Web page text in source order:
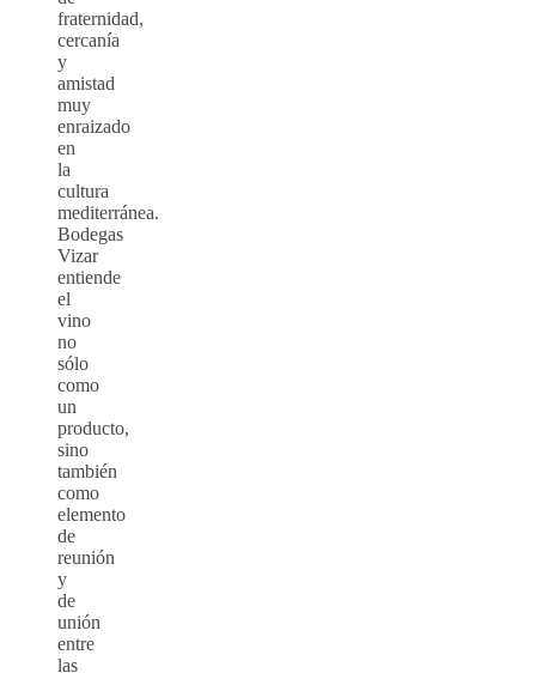
fraternidad,
cercanía
y
amistad
muy
enraizado
en
la
cultura
mediterránea.
Bodegas
Vizar
entiende
el
vino
no
sólo
como
un
producto,
sino
también
como
elemento
de
reunión
y
de
unión
entre
las